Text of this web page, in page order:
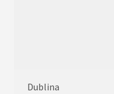
Dublina